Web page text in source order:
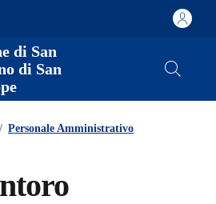
di San
di San
/ Personale Amministrativo